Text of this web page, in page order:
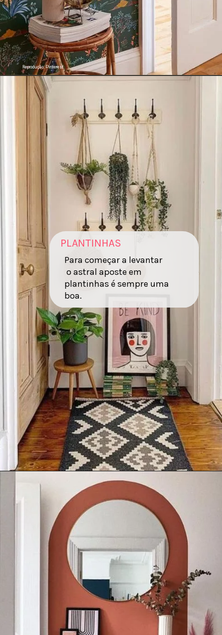
Reprodução: Pinterest
PLANTINHAS
Para começar a levantar
o astral aposte em
plantinhas é sempre uma
boa.